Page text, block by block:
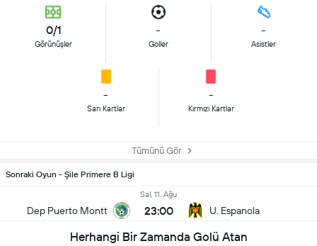
0/1
Görünüşler
-
Goller
-
Asistler
-
Sarı Kartlar
-
Kırmızı Kartlar
Tümünü Gör
Sonraki Oyun - Şile Primere B Ligi
Dep Puerto Montt
Sal, 11. Ağu
23:00 U. Espanola
Herhangi Bir Zamanda Golü Atan